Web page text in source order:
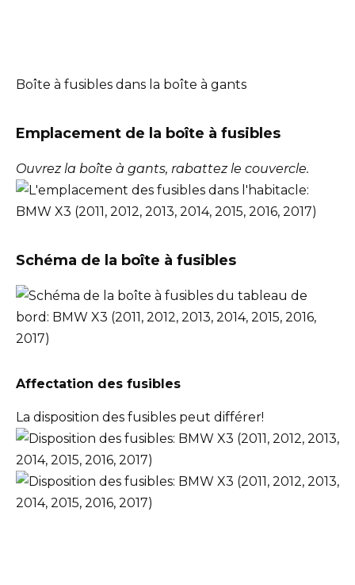
Boîte à fusibles dans la boîte à gants
Emplacement de la boîte à fusibles
Ouvrez la boîte à gants, rabattez le couvercle.
Schéma de la boîte à fusibles
Affectation des fusibles
La disposition des fusibles peut différer!